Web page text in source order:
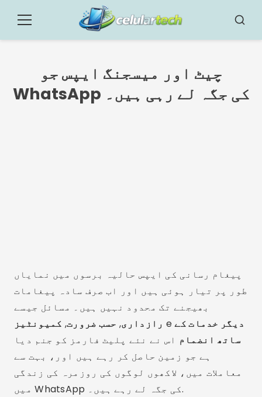
paraمینو بسکار
چیٹ اور میسجنگ ایپس جو
WhatsApp کی جگہ لے رہی ہیں۔
پیغام رسانی کی ایپس حالیہ برسوں میں نمایاں
طور پر تیار ہوئی ہیں اور اب صرف سادہ پیغامات
بھیجنے تک محدود نہیں ہیں۔ مسائل جیسے
رازداری, حسب ضرورت, کمیونٹیز eدیگر خدمات کے
ساتھ انضمام اس نے نئے پلیٹ فارمز کو جنم دیا
ہے جو زمین حاصل کر رہے ہیں اور، بہت سے
معاملات میں، لاکھوں لوگوں کی روزمرہ کی زندگی
میں WhatsApp کی جگہ لے رہے ہیں۔.